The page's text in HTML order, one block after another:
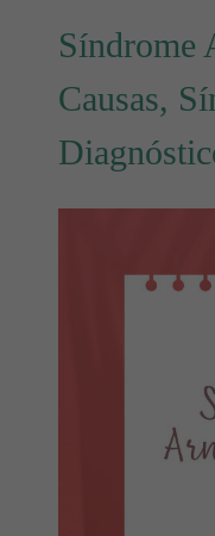
Síndrome
Causas,